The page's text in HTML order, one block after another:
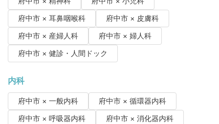
府中市 × 耳鼻咽喉科
府中市 × 皮膚科
府中市 × 産婦人科
府中市 × 婦人科
府中市 × 健診・人間ドック
内科
府中市 × 一般内科
府中市 × 循環器内科
府中市 × 呼吸器内科
府中市 × 消化器内科